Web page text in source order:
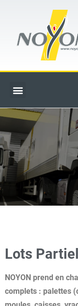
Lots
NOYON prend en
complets : palettes